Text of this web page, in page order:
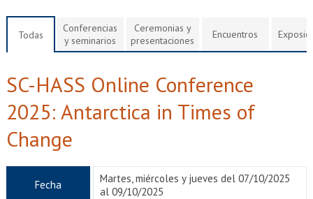
ADMISIÓN
INVESTIGACIÓN
BIBLIOTECAS
Académicos Estudiantes
Todas
Conferencias
y seminarios
Ceremonias y
presentaciones
Encuentros
SC-HASS Online Conference
2025: Antarctica in Times of
Change
Fecha
Martes, miércoles y jueves del 07/10/2025
al 09/10/2025